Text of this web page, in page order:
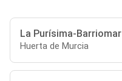
La Purísima-Barriomar
Huerta de Murcia